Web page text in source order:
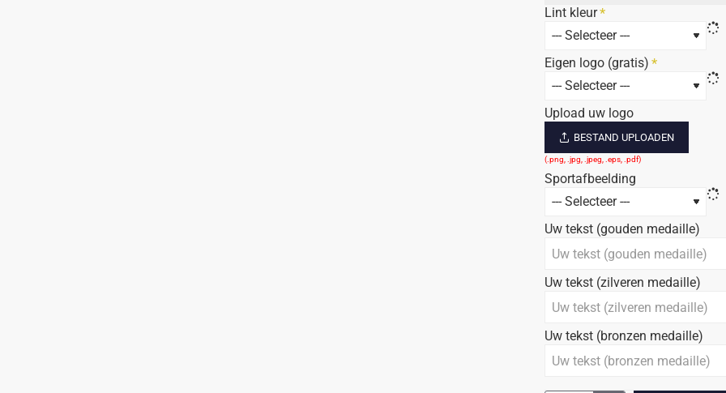
Lint kleur
Eigen logo (gratis)
Upload uw logo
BESTAND UPLOADEN
Sportafbeelding
Uw tekst (gouden medaille)
Uw tekst (zilveren medaille)
Uw tekst (bronzen medaille)